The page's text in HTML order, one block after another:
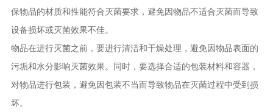
保物品的材质和性能符合灭菌要求，避免因物品不适合灭菌而导致
设备损坏或灭菌效果不佳。
物品在进行灭菌之前，要进行清洁和干燥处理，避免因物品表面的
污垢和水分影响灭菌效果。同时，要选择合适的包装材料和容器，
对物品进行包装，避免因包装不当而导致物品在灭菌过程中受到损
坏。